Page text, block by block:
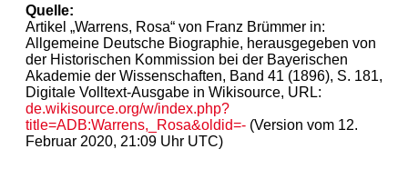
Quelle:
Artikel „Warrens, Rosa“ von Franz Brümmer in:
Allgemeine Deutsche Biographie, herausgegeben von
der Historischen Kommission bei der Bayerischen
Akademie der Wissenschaften, Band 41 (1896), S. 181,
Digitale Volltext-Ausgabe in Wikisource, URL:
de.wikisource.org/w/index.php?
title=ADB:Warrens,_Rosa&oldid=- (Version vom 12.
Februar 2020, 21:09 Uhr UTC)